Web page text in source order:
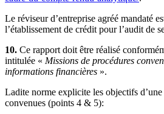
Le réviseur d’entreprise agréé mandaté
l’établissement de crédit pour l’audit de
10. Ce rapport doit être réalisé
intitulée « Missions de procédures
informations financières ».
Ladite norme explicite les objectifs
convenues (points 4 & 5):